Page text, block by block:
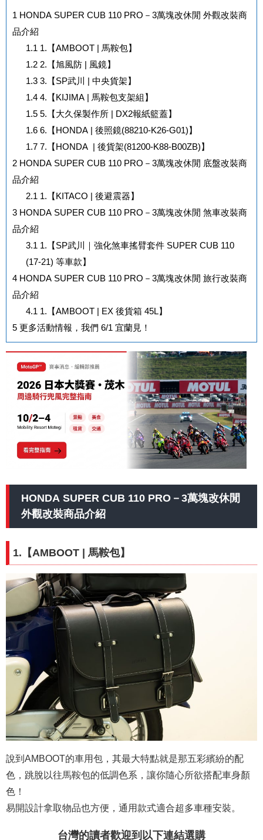
1 HONDA SUPER CUB 110 PRO－3萬塊改休閒 外觀改裝商
品介紹
1.1 1.【AMBOOT | 馬鞍包】
1.22.【旭風防 | 風鏡】
1.33.【SP武川 | 中央貨架】
1.44.【KIJIMA | 馬鞍包支架組】
1.55.【大久保製作所 | DX2報紙籃蓋】
1.66.【HONDA | 後照鏡(88210-K26-G01)】
1.77.【HONDA | 後貨架(81200-K88-B00ZB)】
2 HONDA SUPER CUB 110 PRO－3萬塊改休閒 底盤改裝商
品介紹
2.1 1.【KITACO | 後避震器】
3 HONDA SUPER CUB 110 PRO－3萬塊改休閒 煞車改裝商
品介紹
3.1 1.【SP武川｜強化煞車搖臂套件 SUPER CUB 110
(17-21) 等車款】
4 HONDA SUPER CUB 110 PRO－3萬塊改休閒 旅行改裝商
品介紹
4.1 1.【AMBOOT | EX 後貨箱 45L】
5 更多活動情報，我們 6/1 宜蘭見！
HONDA SUPER CUB 110 PRO－3萬塊改休閒
外觀改裝商品介紹
1.【AMBOOT | 馬鞍包】
說到AMBOOT的車用包，其最大特點就是那五彩繽紛的配
色，跳脫以往馬鞍包的低調色系，讓你隨心所欲搭配車身顏
色！
易開設計拿取物品也方便，通用款式適合超多車種安裝。
台灣的讀者歡迎到以下連結選購